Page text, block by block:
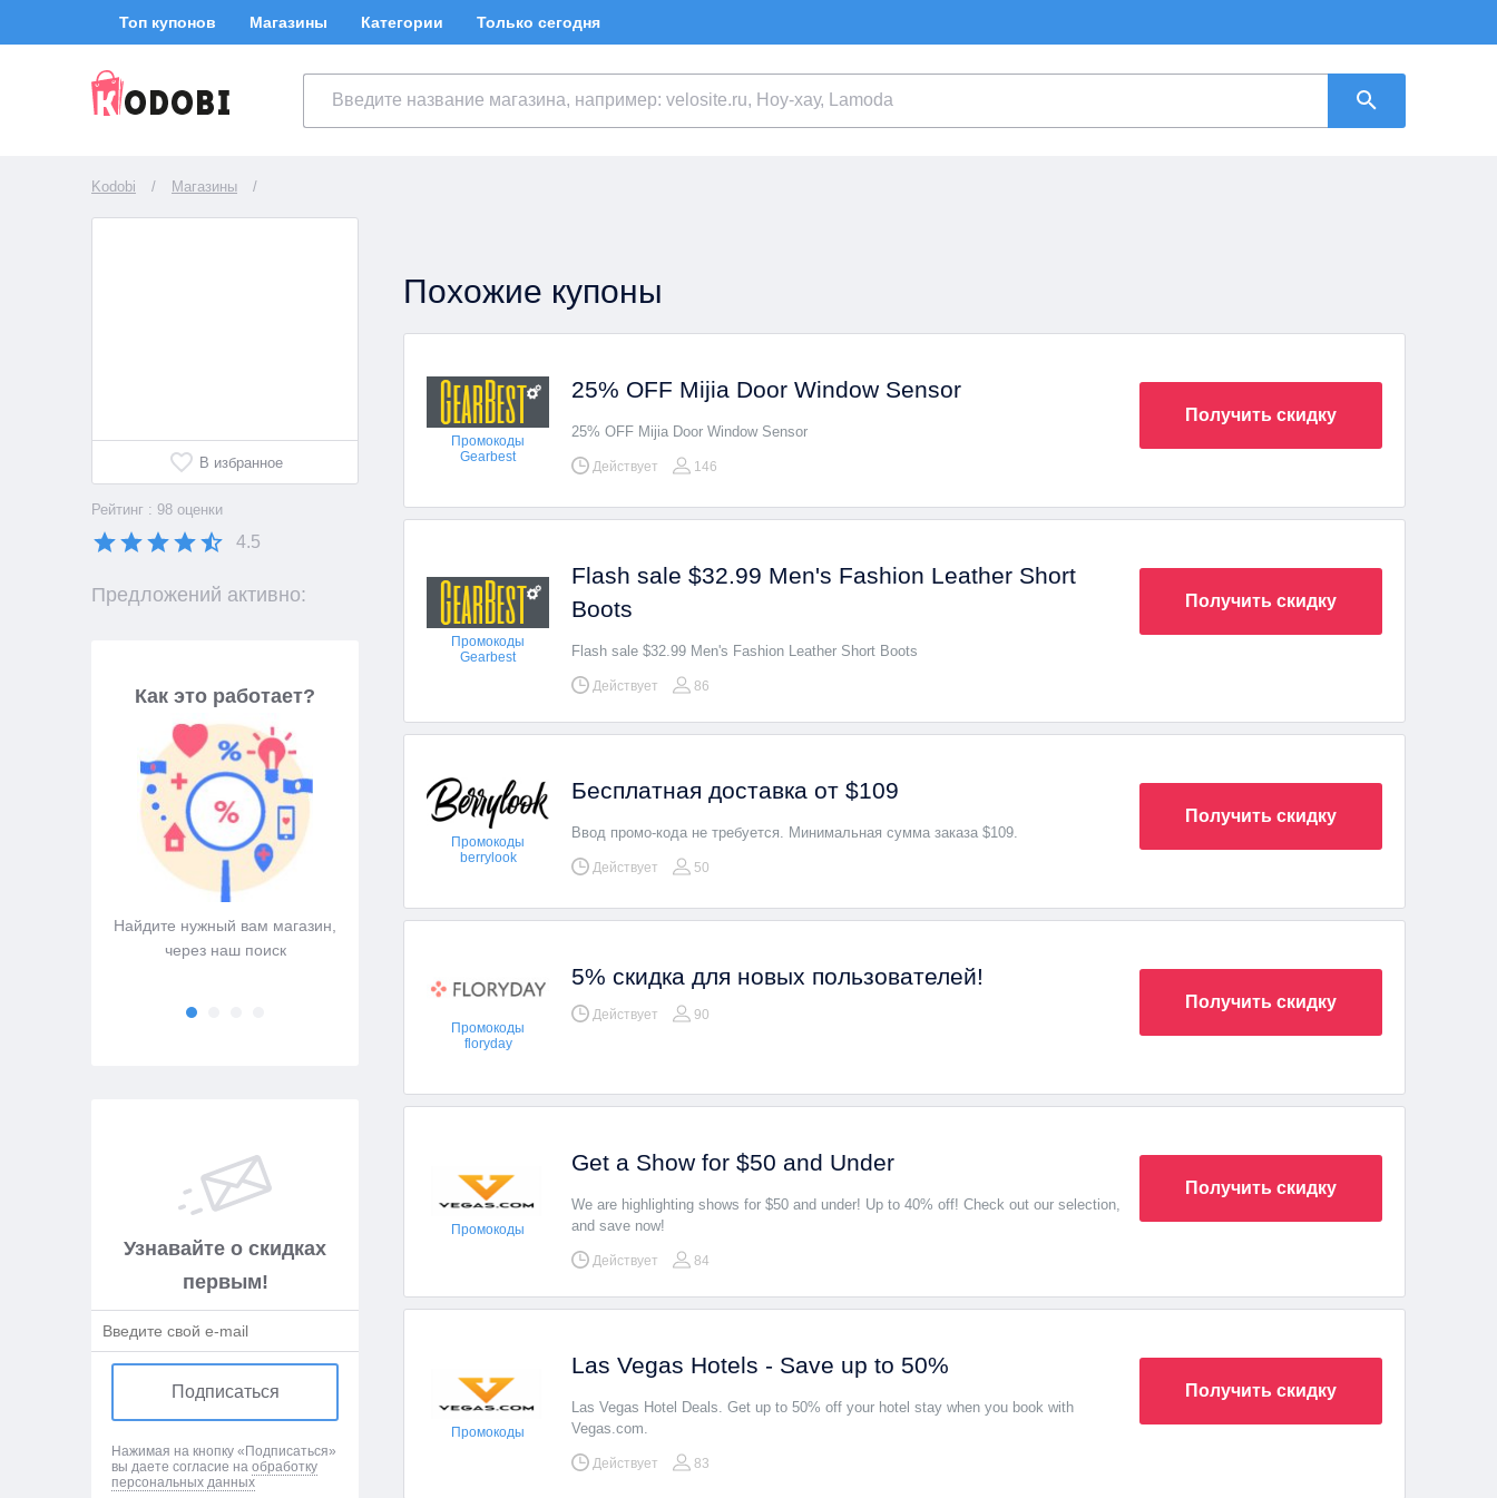
Топ купонов Магазины Категории Только сегодня
Kodobi / Магазины /
В избранное
Рейтинг : 98 оценки
4.5
Предложений активно:
Как это работает?
Найдите нужный вам магазин,
через наш поиск
Подберите промокод, которыйНажмите "Показать промокод"
А так же воспользуйтесь
еще больше!
Узнавайте о скидках
первым!
Подписаться
Нажимая на кнопку «Подписаться»
вы даете согласие на обработку
персональных данных
Похожие купоны
Промокоды
Gearbest
25% OFF Mijia Door Window Sensor
25% OFF Mijia Door Window Sensor
Действует 146
Получить скидку
Промокоды
Gearbest
Flash sale $32.99 Men's Fashion Leather Short
Boots
Flash sale $32.99 Men's Fashion Leather Short Boots
Действует 86
Получить скидку
Промокоды
berrylook
Бесплатная доставка от $109
Ввод промо-кода не требуется. Минимальная сумма заказа $109.
Действует 50
Получить скидку
Промокоды
floryday
5% скидка для новых пользователей!
Действует 90
Получить скидку
Промокоды
Get a Show for $50 and Under
We are highlighting shows for $50 and under! Up to 40% off! Check out our selection,
and save now!
Действует 84
Получить скидку
Промокоды
Las Vegas Hotels - Save up to 50%
Las Vegas Hotel Deals. Get up to 50% off your hotel stay when you book with
Vegas.com.
Действует 83
Получить скидку